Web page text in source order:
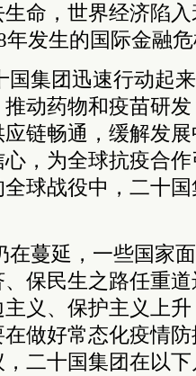
命，世界经济陷
年发生的国际金融
国集团迅速行动起
动药物和疫苗研
链畅通，缓解发
，为全球抗疫合
球战役中，二十
在蔓延，一些国家
保民生之路任重
义、保护主义上
做好常态化疫情
二十国集团在以